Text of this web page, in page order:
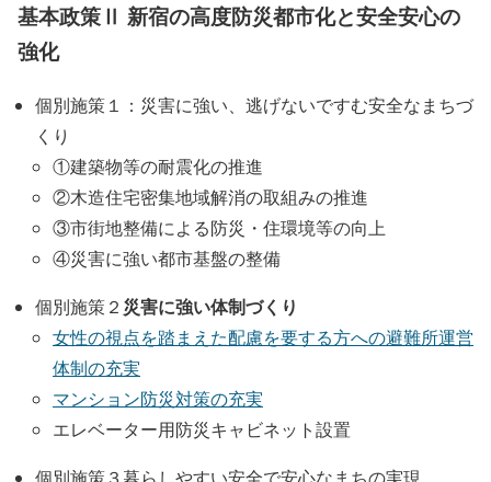
基本政策Ⅱ 新宿の高度防災都市化と安全安心の
強化
個別施策１：災害に強い、逃げないですむ安全なまちづ
くり
①建築物等の耐震化の推進
②木造住宅密集地域解消の取組みの推進
③市街地整備による防災・住環境等の向上
④災害に強い都市基盤の整備
個別施策２ 災害に強い体制づくり
女性の視点を踏まえた配慮を要する方への避難所運営
体制の充実
マンション防災対策の充実
エレベーター用防災キャビネット設置
個別施策３暮らしやすい安全で安心なまちの実現